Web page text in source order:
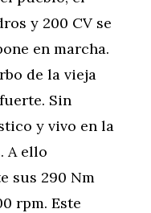
y 200 CV se
en marcha.
de la vieja
Sin
y vivo en la
A ello
sus 290 Nm
rpm. Este